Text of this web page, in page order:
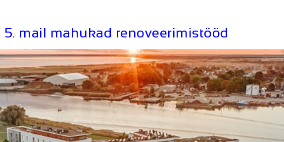
mail mahukad renoveerimistööd